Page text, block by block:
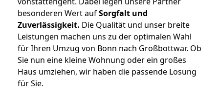
besonderen Wert aufSorgfalt und
Zuverlässigkeit. Die Qualität und unser breite
Leistungen machen uns zu der optimalen Wahl
für Ihren Umzug von Bonn nach Großbottwar. Ob
Sie nun eine kleine Wohnung oder ein großes
Haus umziehen, wir haben die passende Lösung
für Sie.